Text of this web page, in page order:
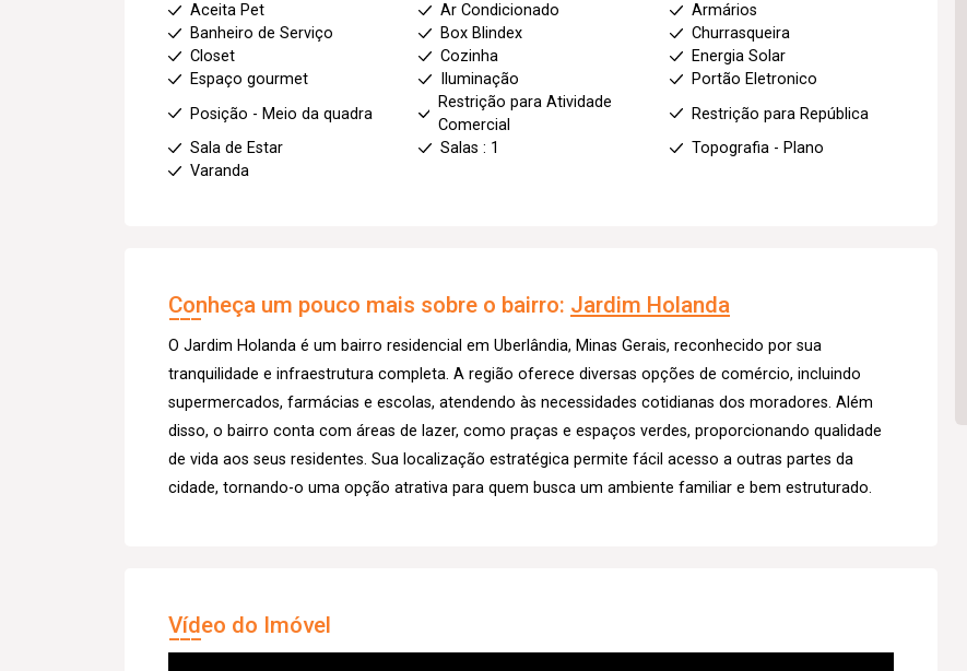
Aceita Pet Ar Condicionado
Armários
Banheiro de Serviço
Box Blindex
Churrasqueira
Closet
Cozinha
Energia Solar
Espaço gourmet
Iluminação
Portão Eletronico
Posição - Meio da quadra
Restrição para Atividade
Comercial
Restrição para República
Sala de Estar
Salas : 1
Topografia - Plano
Varanda
Conheça um pouco mais sobre o bairro: Jardim Holanda
O Jardim Holanda é um bairro residencial em Uberlândia, Minas Gerais, reconhecido por sua
tranquilidade e infraestrutura completa. A região oferece diversas opções de comércio, incluindo
supermercados, farmácias e escolas, atendendo às necessidades cotidianas dos moradores. Além
disso, o bairro conta com áreas de lazer, como praças e espaços verdes, proporcionando qualidade
de vida aos seus residentes. Sua localização estratégica permite fácil acesso a outras partes da
cidade, tornando-o uma opção atrativa para quem busca um ambiente familiar e bem estruturado.
Vídeo do Imóvel